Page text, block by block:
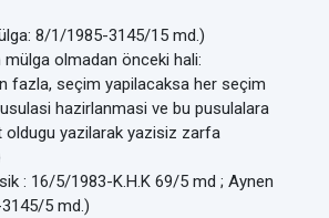
8/1/1985-3145/15 md.)
olmadan önceki hali:
fazla, seçim yapilacaksa her seçim
hazirlanmasi ve bu pusulalara
oldugu yazilarak yazisiz zarfa
: 16/5/1983-K.H.K 69/5 md ; Aynen
5 md.)